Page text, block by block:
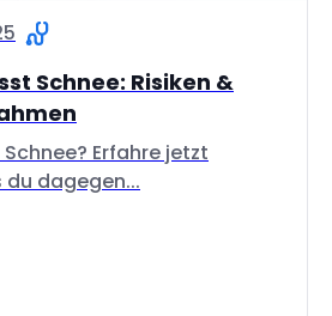
Schnee: Risiken &
Erfahre jetzt
dagegen...